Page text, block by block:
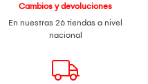
Cambios y devoluciones
En nuestras 26 tiendas a nivel
nacional